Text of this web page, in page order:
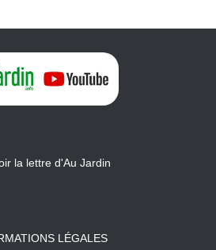
la lettre d'Au Jardin
LÉGALES